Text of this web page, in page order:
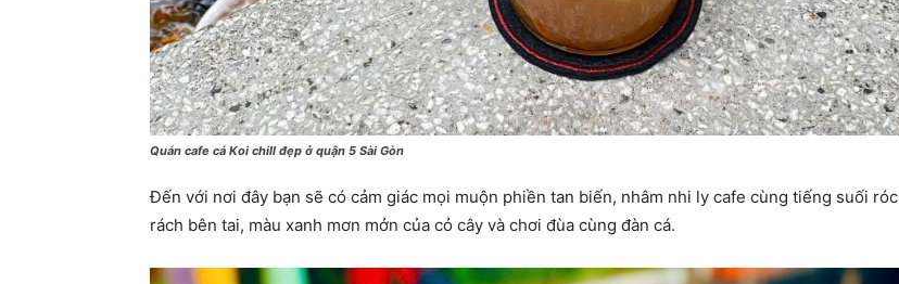
Quán cafe cá Koi chill đẹp ở quận 5 Sài Gòn
Đến với nơi đây bạn sẽ có cảm giác mọi muộn phiền tan biến, nhâm nhi ly cafe cùng tiếng suối róc
rách bên tai, màu xanh mơn mởn của cỏ cây và chơi đùa cùng đàn cá.